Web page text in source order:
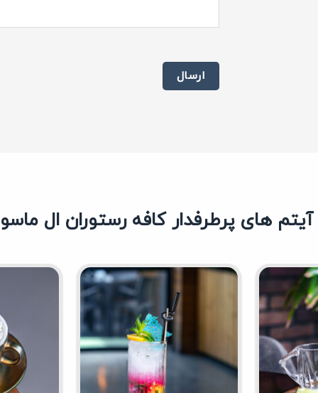
های پرطرفدار کافه رستوران ال ماسو